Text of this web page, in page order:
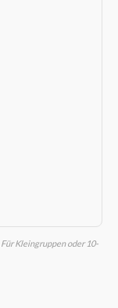
Kleingruppen oder 10-